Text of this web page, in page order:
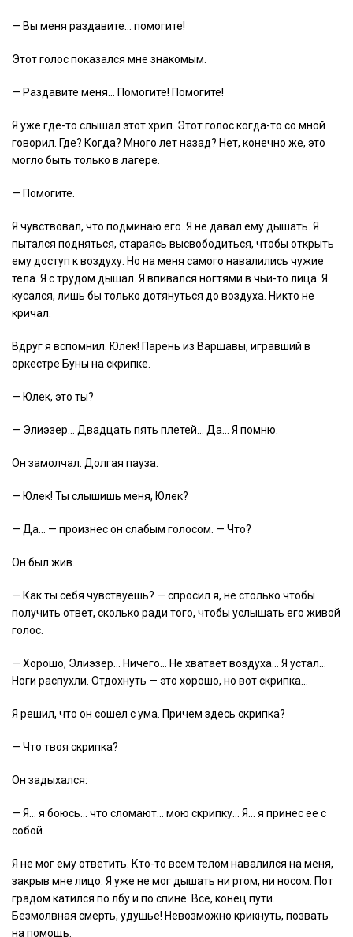
— Вы меня раздавите… помогите!
Этот голос показался мне знакомым.
— Раздавите меня… Помогите! Помогите!
Я уже где-то слышал этот хрип. Этот голос когда-то со мной
говорил. Где? Когда? Много лет назад? Нет, конечно же, это
могло быть только в лагере.
— Помогите.
Я чувствовал, что подминаю его. Я не давал ему дышать. Я
пытался подняться, стараясь высвободиться, чтобы открыть
ему доступ к воздуху. Но на меня самого навалились чужие
тела. Я с трудом дышал. Я впивался ногтями в чьи-то лица. Я
кусался, лишь бы только дотянуться до воздуха. Никто не
кричал.
Вдруг я вспомнил. Юлек! Парень из Варшавы, игравший в
оркестре Буны на скрипке.
— Юлек, это ты?
— Элиэзер… Двадцать пять плетей… Да… Я помню.
Он замолчал. Долгая пауза.
— Юлек! Ты слышишь меня, Юлек?
— Да… — произнес он слабым голосом. — Что?
Он был жив.
— Как ты себя чувствуешь? — спросил я, не столько чтобы
получить ответ, сколько ради того, чтобы услышать его живой
голос.
— Хорошо, Элиэзер… Ничего… Не хватает воздуха… Я устал…
Ноги распухли. Отдохнуть — это хорошо, но вот скрипка…
Я решил, что он сошел с ума. Причем здесь скрипка?
— Что твоя скрипка?
Он задыхался:
— Я… я боюсь… что сломают… мою скрипку… Я… я принес ее с
собой.
Я не мог ему ответить. Кто-то всем телом навалился на меня,
закрыв мне лицо. Я уже не мог дышать ни ртом, ни носом. Пот
градом катился по лбу и по спине. Всё, конец пути.
Безмолвная смерть, удушье! Невозможно крикнуть, позвать
на помощь.